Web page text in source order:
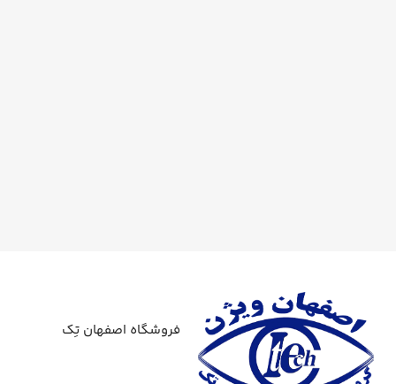
فروشگاه اصفهان تِک